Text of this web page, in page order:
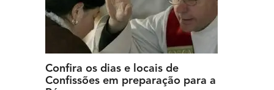
Confira os dias e locais de
Confissões em preparação para a